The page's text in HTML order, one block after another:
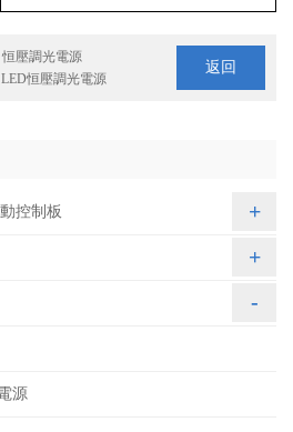
壓調光電源
恒壓調光電源
返回
控制板 +
+
-
源